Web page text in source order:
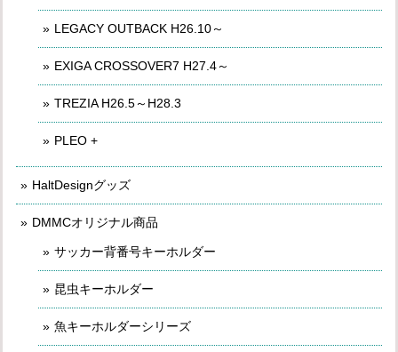
LEGACY OUTBACK H26.10～
EXIGA CROSSOVER7 H27.4～
TREZIA H26.5～H28.3
PLEO +
HaltDesignグッズ
DMMCオリジナル商品
サッカー背番号キーホルダー
昆虫キーホルダー
魚キーホルダーシリーズ